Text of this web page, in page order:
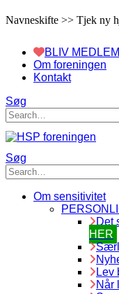
Navneskifte >> Tjek ny
BLIV MEDLEM
Om foreningen
Kontakt
Søg
Søg
Om sensitivitet
Det
HER
Lev
Når